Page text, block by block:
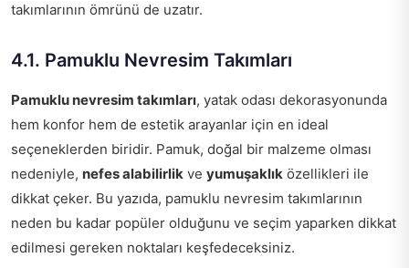
takımlarının ömrünü de uzatır.
4.1. Pamuklu Nevresim Takımları
Pamuklu nevresim takımları, yatak odası dekorasyonunda
hem konfor hem de estetik arayanlar için en ideal
seçeneklerden biridir. Pamuk, doğal bir malzeme olması
nedeniyle, nefes alabilirlik ve yumuşaklık özellikleri ile
dikkat çeker. Bu yazıda, pamuklu nevresim takımlarının
neden bu kadar popüler olduğunu ve seçim yaparken dikkat
edilmesi gereken noktaları keşfedeceksiniz.